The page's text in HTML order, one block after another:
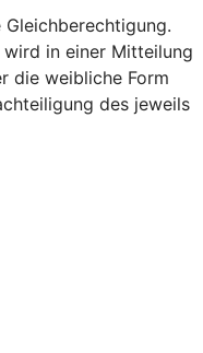
in einer Mitteilung
die weibliche Form
des jeweils